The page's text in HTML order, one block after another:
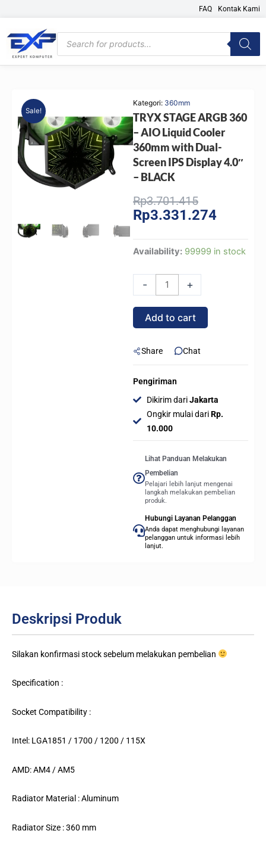
content
FAQ Kontak Kami
Products
search
Sale!
Kategori: 360mm
TRYX STAGE ARGB 360
– AIO Liquid Cooler
360mm with Dual-
Screen IPS Display 4.0″
– BLACK
Rp3.701.415Original
price
Rp3.331.274price
Availability: 99999 in stock
-
TRYX
360
-
AIO
Cooler
with
Dual-
IPS
BLACK
quantity
+
Add to cart
Share Chat
Pengiriman
Dikirim dariJakarta
Ongkir mulai dariRp.
10.000
Lihat Panduan Melakukan
Pembelian
Pelajari lebih lanjut mengenai
langkah melakukan pembelian
produk.
Hubungi Layanan Pelanggan
Anda dapat menghubungi layanan
pelanggan untuk informasi lebih
lanjut.
Deskripsi Produk
Silakan konfirmasi stock sebelum melakukan pembelian
Specification :
Socket Compatibility :
Intel: LGA1851 / 1700 / 1200 / 115X
AMD: AM4 / AM5
Radiator Material : Aluminum
Radiator Size : 360 mm